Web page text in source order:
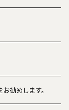
勧めします。